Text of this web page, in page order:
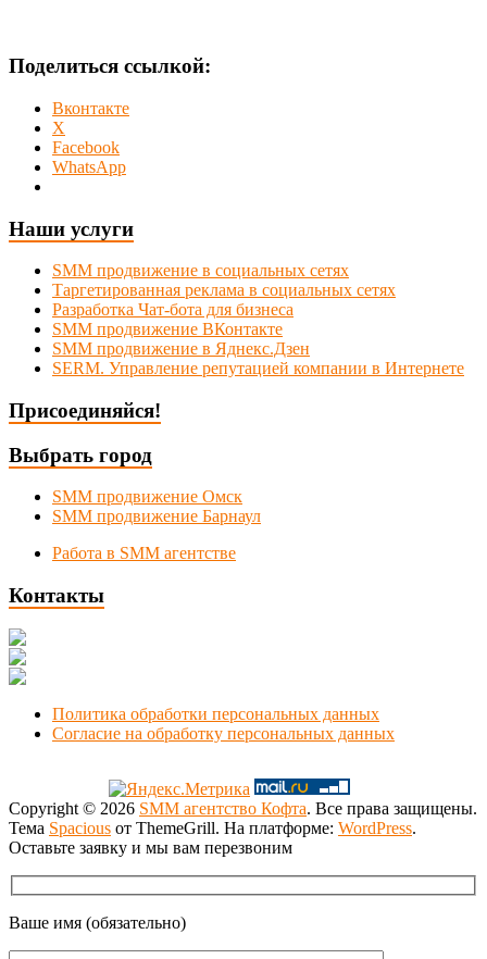
Поделиться ссылкой:
Вконтакте
X
Facebook
WhatsApp
Наши услуги
SMM продвижение в социальных сетях
Таргетированная реклама в социальных сетях
Разработка Чат-бота для бизнеса
SMM продвижение ВКонтакте
SMM продвижение в Яднекс.Дзен
SERM. Управление репутацией компании в Интернете
Присоединяйся!
Выбрать город
SMM продвижение Омск
SMM продвижение Барнаул
Работа в SMM агентстве
Контакты
Политика обработки персональных данных
Согласие на обработку персональных данных
Copyright © 2026 SMM агентство Кофта. Все права защищены.
Тема Spacious от ThemeGrill. На платформе: WordPress.
Оставьте заявку и мы вам перезвоним
Ваше имя (обязательно)